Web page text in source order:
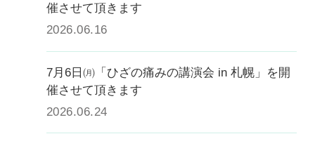
催させて頂きます
2026.06.16
7月6日㈪「ひざの痛みの講演会 in 札幌」を開
催させて頂きます
2026.06.24